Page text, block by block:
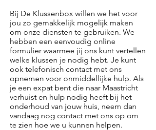
Bij De Klussenbox willen we het voor
jou zo gemakkelijk mogelijk maken
om onze diensten te gebruiken. We
hebben een eenvoudig online
formulier waarmee jij ons kunt vertellen
welke klussen je nodig hebt. Je kunt
ook telefonisch contact met ons
opnemen voor onmiddellijke hulp. Als
je een expat bent die naar Maastricht
verhuist en hulp nodig heeft bij het
onderhoud van jouw huis, neem dan
vandaag nog contact met ons op om
te zien hoe we u kunnen helpen.